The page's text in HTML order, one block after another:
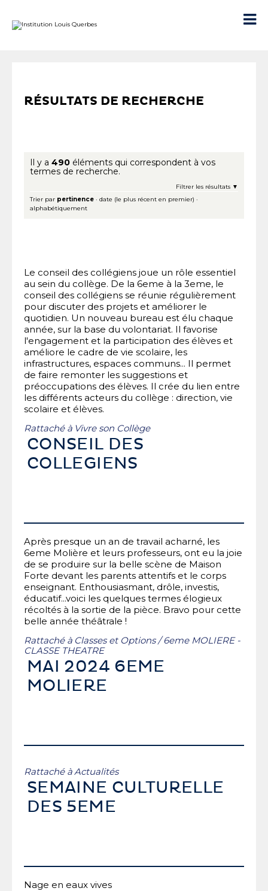
contenu.

RÉSULTATS DE RECHERCHE
Il y a 490 éléments qui correspondent à vos
termes de recherche.
Filtrer les résultats
Trier par pertinence · date (le plus récent en premier) ·
alphabétiquement
Le conseil des collégiens joue un rôle essentiel
au sein du collège. De la 6eme à la 3eme, le
conseil des collégiens se réunie régulièrement
pour discuter des projets et améliorer le
quotidien. Un nouveau bureau est élu chaque
année, sur la base du volontariat. Il favorise
l'engagement et la participation des élèves et
améliore le cadre de vie scolaire, les
infrastructures, espaces communs... Il permet
de faire remonter les suggestions et
préoccupations des élèves. Il crée du lien entre
les différents acteurs du collège : direction, vie
scolaire et élèves.
Rattaché à Vivre son Collège
CONSEIL DES
COLLEGIENS
Après presque un an de travail acharné, les
6eme Molière et leurs professeurs, ont eu la joie
de se produire sur la belle scène de Maison
Forte devant les parents attentifs et le corps
enseignant. Enthousiasmant, drôle, investis,
éducatif...voici les quelques termes élogieux
récoltés à la sortie de la pièce. Bravo pour cette
belle année théâtrale !
Rattaché à Classes et Options /6eme MOLIERE -
CLASSE THEATRE
MAI 2024 6EME
MOLIERE
Rattaché à Actualités
SEMAINE CULTURELLE
DES 5EME
Nage en eaux vives